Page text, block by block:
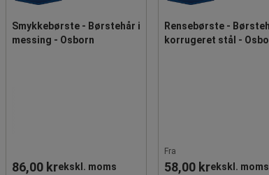
Smykkebørste - Børstehår i
messing - Osborn
86,00 krekskl. moms
Rensebørste -
korrugeret stål -
Fra
58,00 krekskl. moms